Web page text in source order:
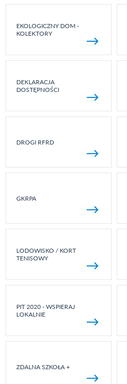
EKOLOGICZNY DOM -
KOLEKTORY
DEKLARACJA
DOSTĘPNOŚCI
DROGI RFRD
GKRPA
LODOWISKO / KORT
TENISOWY
PIT 2020 - WSPIERAJ
LOKALNIE
ZDALNA SZKOŁA +